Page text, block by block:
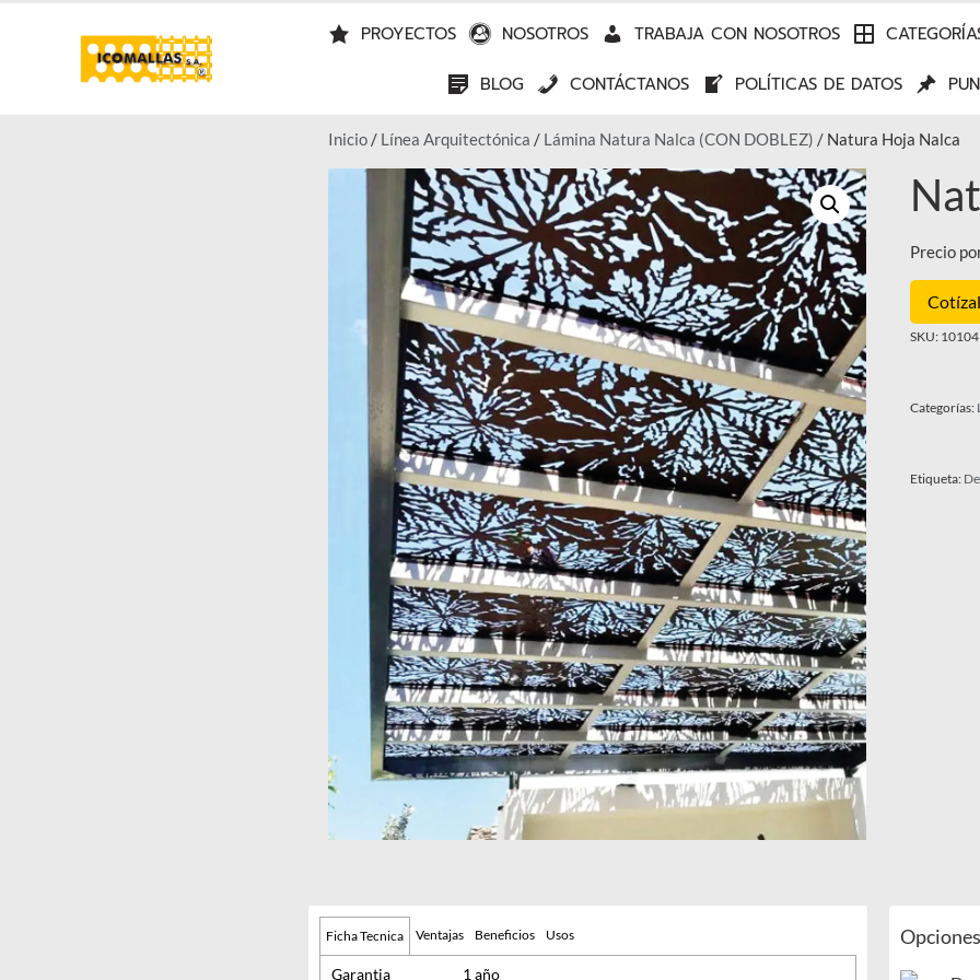
PROYECTOS NOSOTROS TRABAJA CON NOSOTROS
BLOG CONTÁCTANOS POLÍTICAS DE DATOS
Inicio / Línea Arquitectónica / Lámina Natura Nalca (CON DOBLEZ) / Natura Hoja Nalca
Precio
SKU:
Categorías:
Etiqueta:
Ficha Tecnica Ventajas Beneficios Usos
Garantia
1 año